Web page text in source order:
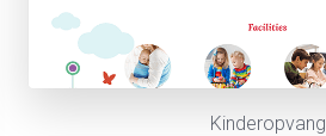
Kinderopvang